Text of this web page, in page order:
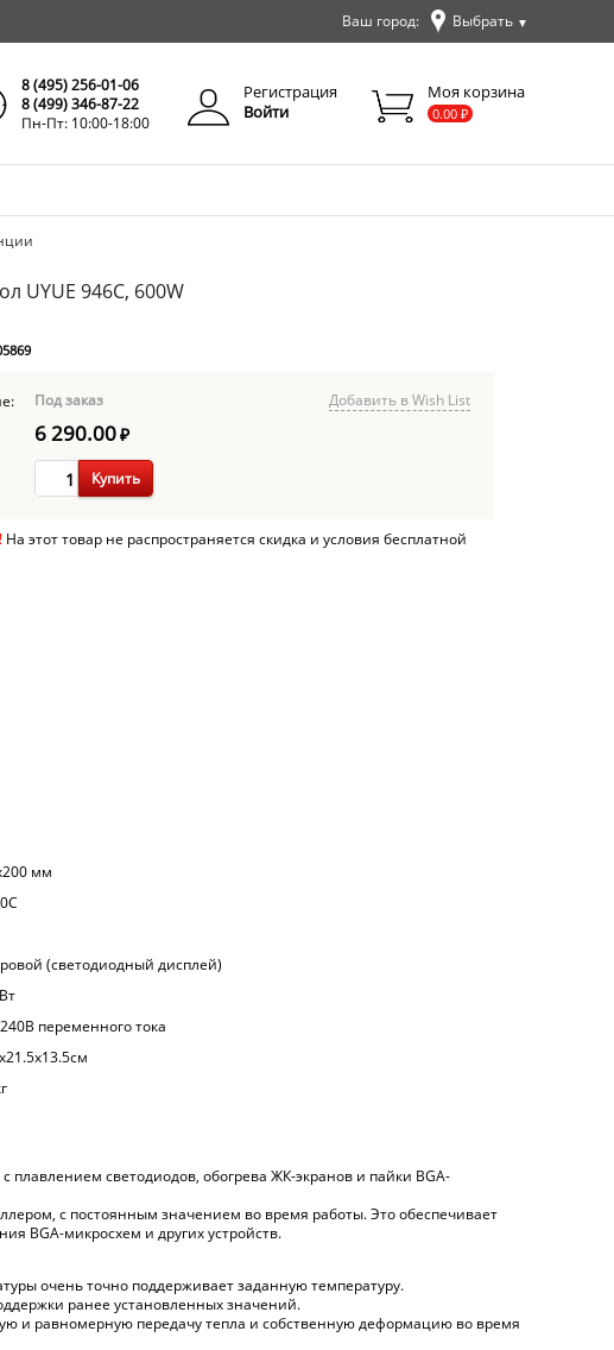
Ваш город: Выбрать ▼
8 (495) 256-01-06
8 (499) 346-87-22
Пн-Пт: 10:00-18:00
Регистрация
Войти
Моя корзина
0.00 ₽
UYUE 946C, 600W
Под заказ
Добавить в Wish List
6 290.00₽
Купить
На этот товар не распространяется скидка и условия бесплатной
мм
(светодиодный дисплей)
переменного тока
светодиодов, обогрева ЖК-экранов и пайки BGA-
с постоянным значением во время работы. Это обеспечивает
BGA-микросхем и других устройств.
очень точно поддерживает заданную температуру.
ранее установленных значений.
и равномерную передачу тепла и собственную деформацию во время